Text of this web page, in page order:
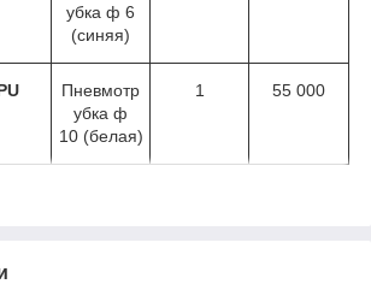
убка ф 6
(синяя)
Пневмотр
убка ф
10 (белая)
1 55 000